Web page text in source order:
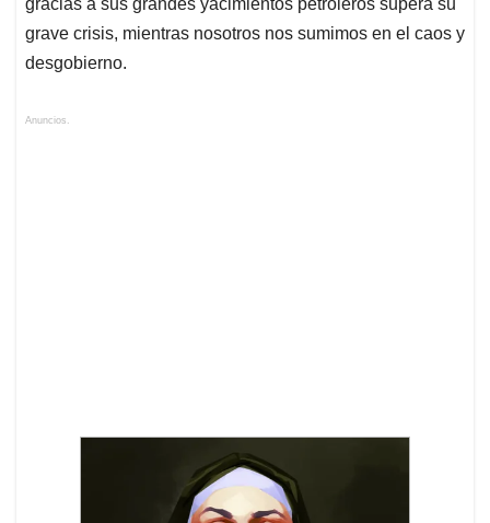
gracias a sus grandes yacimientos petroleros supera su
grave crisis, mientras nosotros nos sumimos en el caos y
desgobierno.
Anuncios.